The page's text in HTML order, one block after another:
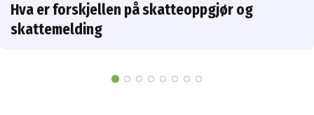
Hva er forskjellen på skatteoppgjør og
skattemelding